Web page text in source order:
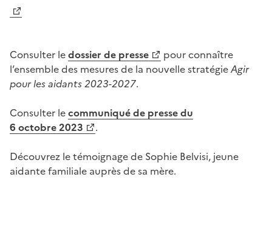
Consulter ledossier de presse
pour connaître
l’ensemble des mesures de la nouvelle stratégieAgir
pour les aidants2023-2027.
Consulter lecommuniqué de presse du
6 octobre2023
.
Découvrez le témoignage de Sophie Belvisi, jeune
aidante familiale auprès de sa mère.